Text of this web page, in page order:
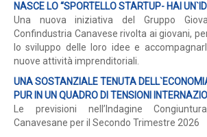
NASCE LO “SPORTELLO STARTUP- HAI
Una nuova iniziativa del Gruppo
Confindustria Canavese rivolta ai giovani,
lo sviluppo delle loro idee e
nuove attività imprenditoriali.
UNA SOSTANZIALE TENUTA
PUR IN UN QUADRO DI TENSIONI
Le previsioni nell’Indagine
Canavesane per il Secondo Trimestre 2026